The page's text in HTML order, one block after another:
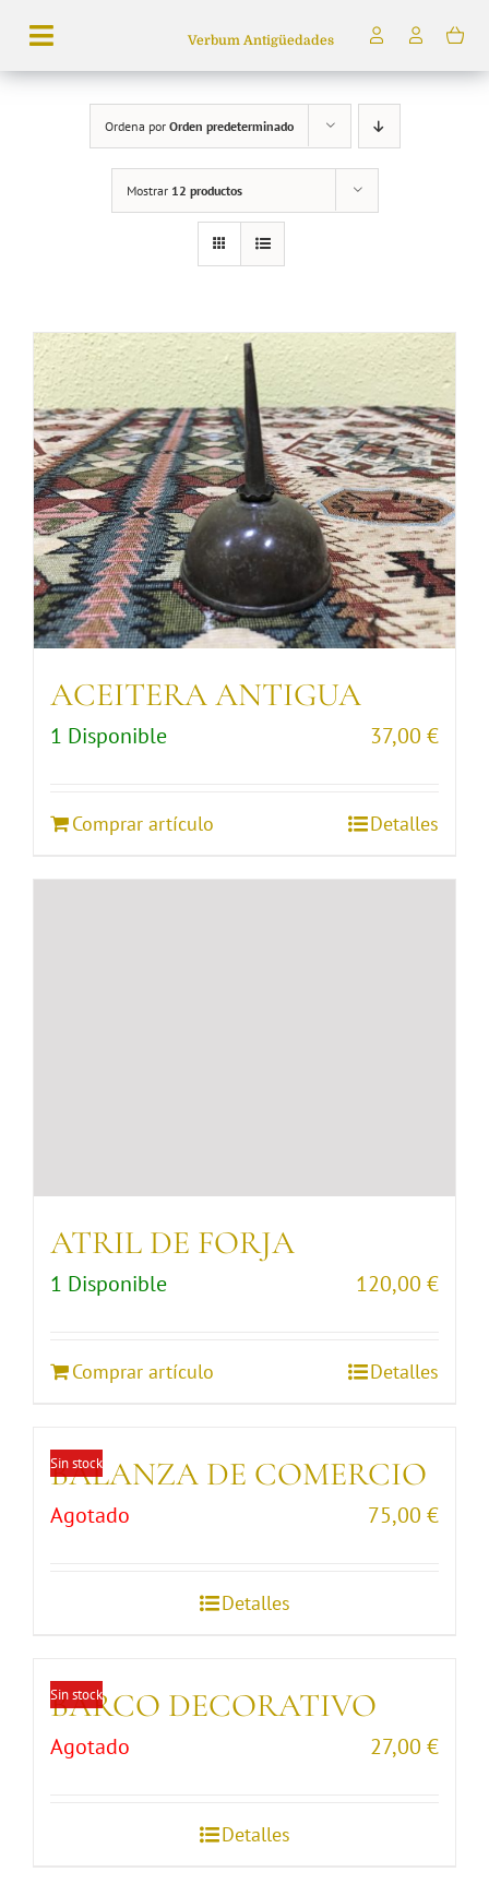
contenido
Toggle
Navigation
productos
Quiénes somos
Verbum Antigüedades
Ordena por Orden predeterminado
Mostrar 12 productos
ACEITERA ANTIGUA
1 Disponible 37,00 €
Comprar artículo Detalles
ATRIL DE FORJA
1 Disponible 120,00 €
Comprar artículo Detalles
Sin stock
BALANZA DE COMERCIO
Agotado 75,00 €
Detalles
Sin stock
BARCO DECORATIVO
Agotado 27,00 €
Detalles